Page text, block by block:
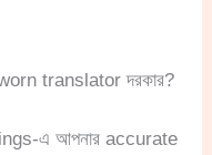
translator দরকার?
এ আপনার accurate